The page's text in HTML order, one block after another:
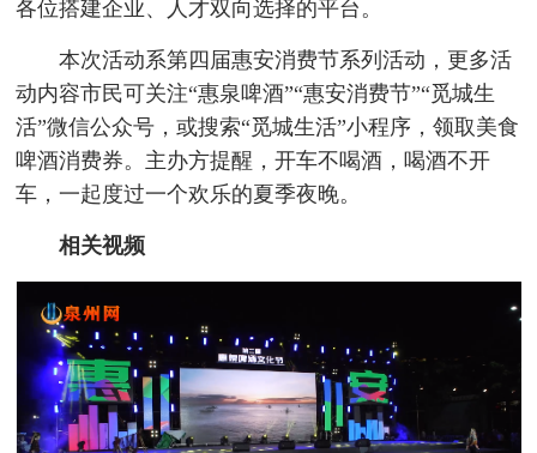
各位搭建企业、人才双向选择的平台。
本次活动系第四届惠安消费节系列活动，更多活
动内容市民可关注“惠泉啤酒”“惠安消费节”“觅城生
活”微信公众号，或搜索“觅城生活”小程序，领取美食
啤酒消费券。主办方提醒，开车不喝酒，喝酒不开
车，一起度过一个欢乐的夏季夜晚。
相关视频